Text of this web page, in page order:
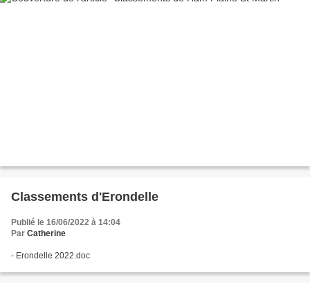
Classements d'Erondelle
Publié le 16/06/2022 à 14:04
Par Catherine
- Erondelle 2022.doc